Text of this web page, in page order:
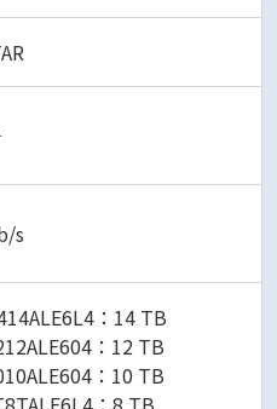
s
：14 TB
：12 TB
：10 TB